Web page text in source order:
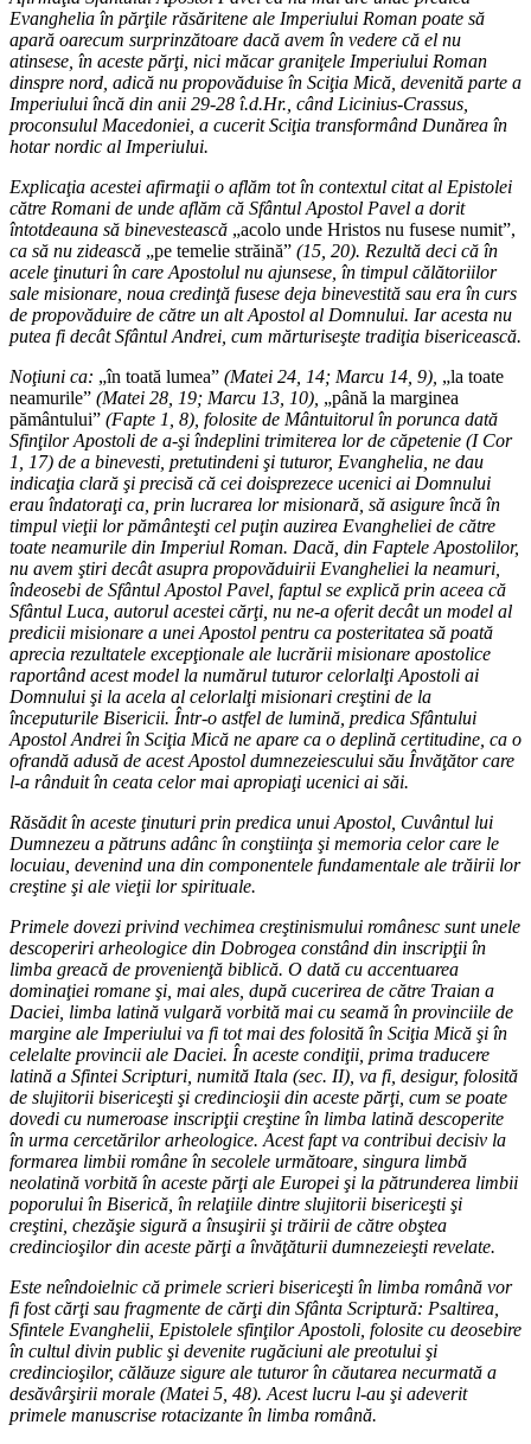
Evanghelia în părţile răsăritene ale Imperiului Roman poate să
apară oarecum surprinzătoare dacă avem în vedere că el nu
atinsese, în aceste părţi, nici măcar graniţele Imperiului Roman
dinspre nord, adică nu propovăduise în Sciţia Mică, devenită parte a
Imperiului încă din anii 29-28 î.d.Hr., când Licinius-Crassus,
proconsulul Macedoniei, a cucerit Sciţia transformând Dunărea în
hotar nordic al Imperiului.
Explicaţia acestei afirmaţii o aflăm tot în contextul citat al Epistolei
către Romani de unde aflăm că Sfântul Apostol Pavel a dorit
întotdeauna să binevestească „acolo unde Hristos nu fusese numit”,
ca să nu zidească „pe temelie străină” (15, 20). Rezultă deci că în
acele ţinuturi în care Apostolul nu ajunsese, în timpul călătoriilor
sale misionare, noua credinţă fusese deja binevestită sau era în curs
de propovăduire de către un alt Apostol al Domnului. Iar acesta nu
putea fi decât Sfântul Andrei, cum mărturiseşte tradiţia bisericească.
Noţiuni ca: „în toată lumea” (Matei 24, 14; Marcu 14, 9), „la toate
neamurile” (Matei 28, 19; Marcu 13, 10), „până la marginea
pământului” (Fapte 1, 8), folosite de Mântuitorul în porunca dată
Sfinţilor Apostoli de a-şi îndeplini trimiterea lor de căpetenie (I Cor
1, 17) de a binevesti, pretutindeni şi tuturor, Evanghelia, ne dau
indicaţia clară şi precisă că cei doisprezece ucenici ai Domnului
erau îndatoraţi ca, prin lucrarea lor misionară, să asigure încă în
timpul vieţii lor pământeşti cel puţin auzirea Evangheliei de către
toate neamurile din Imperiul Roman. Dacă, din Faptele Apostolilor,
nu avem ştiri decât asupra propovăduirii Evangheliei la neamuri,
îndeosebi de Sfântul Apostol Pavel, faptul se explică prin aceea că
Sfântul Luca, autorul acestei cărţi, nu ne-a oferit decât un model al
predicii misionare a unei Apostol pentru ca posteritatea să poată
aprecia rezultatele excepţionale ale lucrării misionare apostolice
raportând acest model la numărul tuturor celorlalţi Apostoli ai
Domnului şi la acela al celorlalţi misionari creştini de la
începuturile Bisericii. Într-o astfel de lumină, predica Sfântului
Apostol Andrei în Sciţia Mică ne apare ca o deplină certitudine, ca o
ofrandă adusă de acest Apostol dumnezeiescului său Învăţător care
l-a rânduit în ceata celor mai apropiaţi ucenici ai săi.
Răsădit în aceste ţinuturi prin predica unui Apostol, Cuvântul lui
Dumnezeu a pătruns adânc în conştiinţa şi memoria celor care le
locuiau, devenind una din componentele fundamentale ale trăirii lor
creştine şi ale vieţii lor spirituale.
Primele dovezi privind vechimea creştinismului românesc sunt unele
descoperiri arheologice din Dobrogea constând din inscripţii în
limba greacă de provenienţă biblică. O dată cu accentuarea
dominaţiei romane şi, mai ales, după cucerirea de către Traian a
Daciei, limba latină vulgară vorbită mai cu seamă în provinciile de
margine ale Imperiului va fi tot mai des folosită în Sciţia Mică şi în
celelalte provincii ale Daciei. În aceste condiţii, prima traducere
latină a Sfintei Scripturi, numită Itala (sec. II), va fi, desigur, folosită
de slujitorii bisericeşti şi credincioşii din aceste părţi, cum se poate
dovedi cu numeroase inscripţii creştine în limba latină descoperite
în urma cercetărilor arheologice. Acest fapt va contribui decisiv la
formarea limbii române în secolele următoare, singura limbă
neolatină vorbită în aceste părţi ale Europei şi la pătrunderea limbii
poporului în Biserică, în relaţiile dintre slujitorii bisericeşti şi
creştini, chezăşie sigură a însuşirii şi trăirii de către obştea
credincioşilor din aceste părţi a învăţăturii dumnezeieşti revelate.
Este neîndoielnic că primele scrieri bisericeşti în limba română vor
fi fost cărţi sau fragmente de cărţi din Sfânta Scriptură: Psaltirea,
Sfintele Evanghelii, Epistolele sfinţilor Apostoli, folosite cu deosebire
în cultul divin public şi devenite rugăciuni ale preotului şi
credincioşilor, călăuze sigure ale tuturor în căutarea necurmată a
desăvârşirii morale (Matei 5, 48). Acest lucru l-au şi adeverit
primele manuscrise rotacizante în limba română.